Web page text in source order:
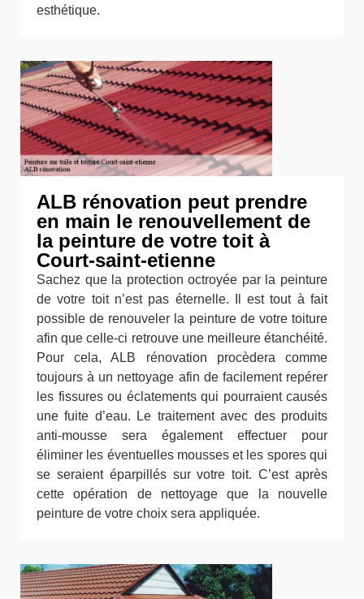
esthétique.
ALB rénovation peut prendre
en main le renouvellement de
la peinture de votre toit à
Court-saint-etienne
Sachez que la protection octroyée par la peinture
de votre toit n’est pas éternelle. Il est tout à fait
possible de renouveler la peinture de votre toiture
afin que celle-ci retrouve une meilleure étanchéité.
Pour cela, ALB rénovation procèdera comme
toujours à un nettoyage afin de facilement repérer
les fissures ou éclatements qui pourraient causés
une fuite d’eau. Le traitement avec des produits
anti-mousse sera également effectuer pour
éliminer les éventuelles mousses et les spores qui
se seraient éparpillés sur votre toit. C’est après
cette opération de nettoyage que la nouvelle
peinture de votre choix sera appliquée.